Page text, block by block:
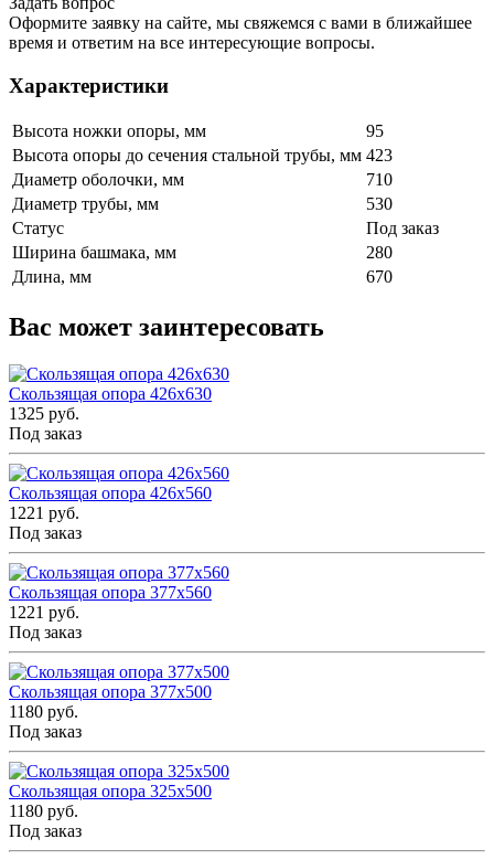
Оформите заявку на сайте, мы свяжемся с вами в ближайшее
время и ответим на все интересующие вопросы.
Характеристики
Высота ножки опоры, мм
95
Высота опоры до сечения стальной трубы, мм 423
Диаметр оболочки, мм
710
Диаметр трубы, мм
530
Статус
Под заказ
Ширина башмака, мм
280
Длина, мм
670
Вас может заинтересовать
Скользящая опора 426x630
1325 руб.
Под заказ
Скользящая опора 426x560
1221 руб.
Под заказ
Скользящая опора 377x560
1221 руб.
Под заказ
Скользящая опора 377x500
1180 руб.
Под заказ
Скользящая опора 325x500
1180 руб.
Под заказ